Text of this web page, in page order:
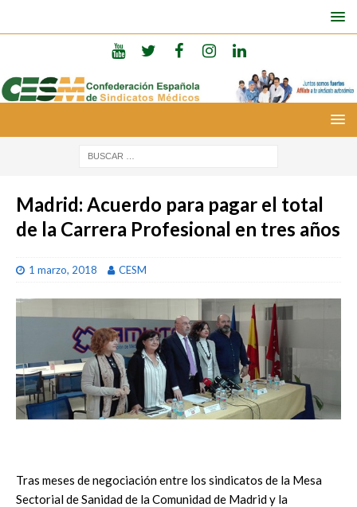
Madrid: Acuerdo para pagar el total
de la Carrera Profesional en tres años
1 marzo, 2018 CESM
Tras meses de negociación entre los sindicatos de la Mesa
Sectorial de Sanidad de la Comunidad de Madrid y la